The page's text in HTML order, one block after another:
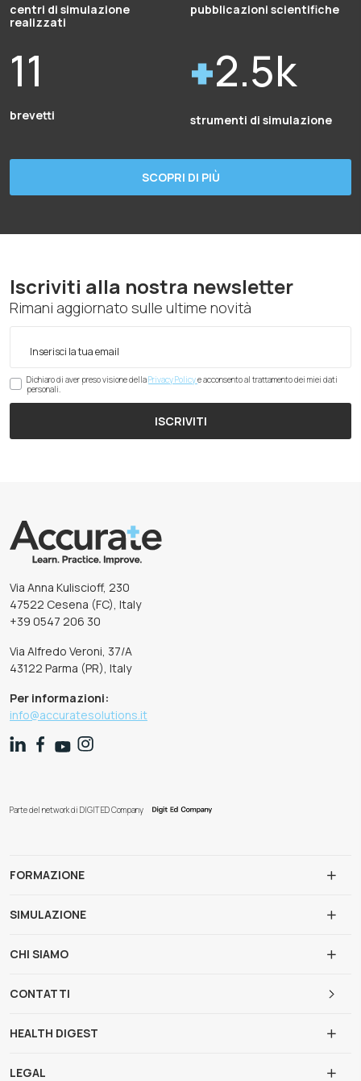
centri di simulazione
realizzati
pubblicazioni scientifiche
11
brevetti
2.5k
strumenti di simulazione
SCOPRI DI PIÙ
Iscriviti alla nostra newsletter
Rimani aggiornato sulle ultime novità
Dichiaro di aver preso visione dellaPrivacy Policye acconsento al trattamento dei miei dati
personali.
ISCRIVITI
Via Anna Kuliscioff, 230
47522 Cesena (FC), Italy
+39 0547 206 30
Via Alfredo Veroni, 37/A
43122 Parma (PR), Italy
Per informazioni:
info@accuratesolutions.it
Parte del network di DIGIT ED Company
FORMAZIONE
SIMULAZIONE
CHI SIAMO
CONTATTI
HEALTH DIGEST
LEGAL